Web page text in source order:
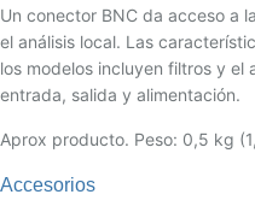
Un conector BNC da acceso a
el análisis local. Las
los modelos incluyen filtros y el
entrada, salida y alimentación.
Aprox producto. Peso: 0,5 kg
Accesorios